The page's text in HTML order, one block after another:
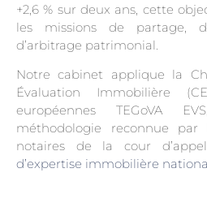
+2,6 % sur deux ans, cette
les missions de partage,
d’arbitrage patrimonial.
Notre cabinet applique la
Évaluation Immobilière
européennes TEGoVA
méthodologie reconnue
notaires de la cour
d’expertise immobilière